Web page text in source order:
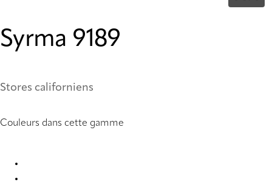
Syrma 9189
Stores californiens
Couleurs dans cette gamme